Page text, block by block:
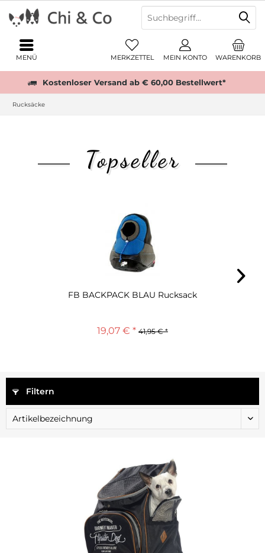
Kostenloser Versand ab € 60,00 Bestellwert*
MENÜ WARENKORB
MERKZETTEL MEIN KONTO
Rucksäcke
Topseller
FB BACKPACK BLAU Rucksack
19,07 € * 41,95 € *
Filtern